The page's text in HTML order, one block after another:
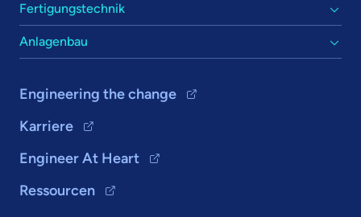
Fertigungstechnik
Anlagenbau
Engineering the change
Karriere
Engineer At Heart
Ressourcen